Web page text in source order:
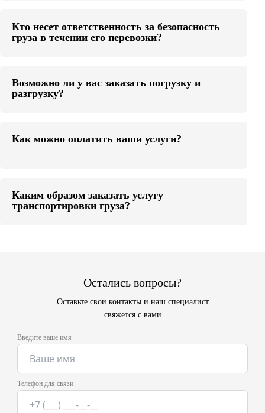
Кто несет ответственность за безопасность
груза в течении его перевозки?
Возможно ли у вас заказать погрузку и
разгрузку?
Как можно оплатить ваши услуги?
Каким образом заказать услугу
транспортировки груза?
Остались вопросы?
Оставьте свои контакты и наш специалист
свяжется с вами
Введите ваше имя
Телефон для связи